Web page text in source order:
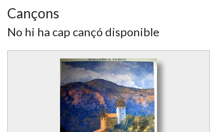
Cançons
No hi ha cap cançó disponible